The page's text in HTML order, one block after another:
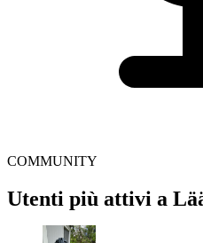
COMMUNITY
Utenti più attivi a